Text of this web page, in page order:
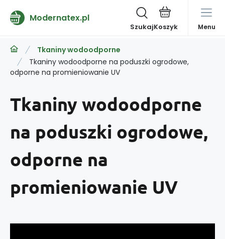
Modernatex.pl
Szukaj Menu
Tkaniny wodoodporne
Tkaniny wodoodporne na poduszki ogrodowe,
odporne na promieniowanie UV
Tkaniny wodoodporne
na poduszki ogrodowe,
odporne na
promieniowanie UV